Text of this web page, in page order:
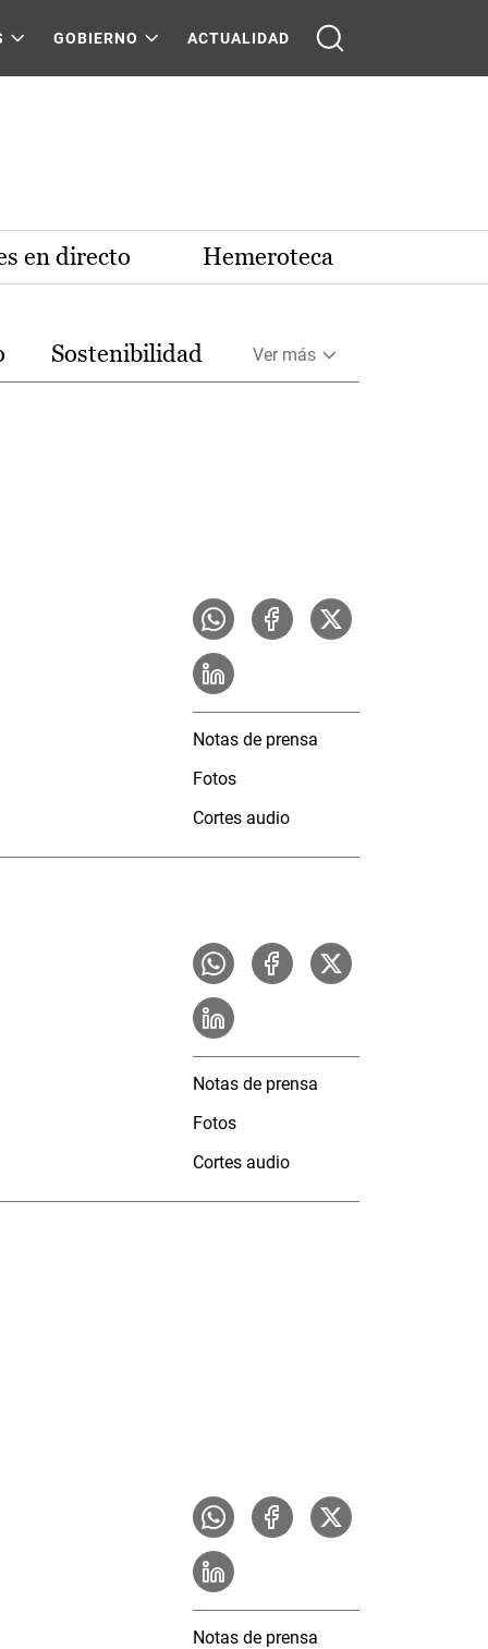
GOBIERNO ACTUALIDAD
en directo Hemeroteca
Sostenibilidad Ver más
Notas de prensa
Fotos
Cortes audio
Notas de prensa
Fotos
Cortes audio
Notas de prensa